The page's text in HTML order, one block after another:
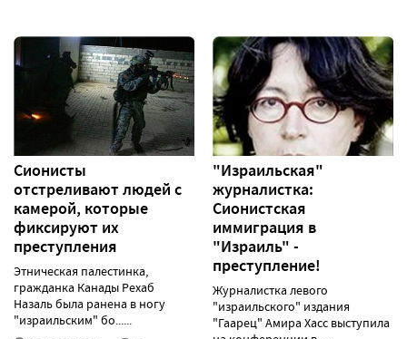
Сионисты
отстреливают людей с
камерой, которые
фиксируют их
преступления
Этническая палестинка,
гражданка Канады Рехаб
Назаль была ранена в ногу
"израильским" бо......
"Израильская"
журналистка:
Сионистская
иммиграция в
"Израиль" -
преступление!
Журналистка левого
"израильского" издания
"Гаарец" Амира Хасс выступила